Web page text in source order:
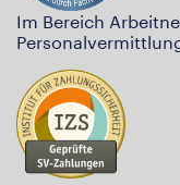
Im Bereich